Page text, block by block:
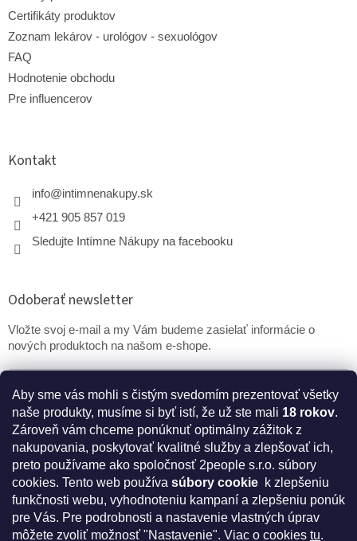
Aby sme vás mohli s čistým svedomím prezentovať všetky
naše produkty, musíme si byť istí, že už ste mali 18 rokov.
Zároveň vám chceme ponúknuť optimálny zážitok z
nakupovania, poskytovať kvalitné služby a zlepšovať ich,
preto používame ako spoločnosť 2people s.r.o. súbory
cookies. Tento web používa súbory cookie k zlepšeniu
funkčnosti webu, vyhodnoteniu kampaní a zlepšeniu ponúk
pre Vás. Pre podrobnosti a nastavenie vlastných úprav
môžete zvoliť možnosť "Nastavenie". Viac o cookies tu.
Certifikáty produktov
Zoznam lekárov - urológov - sexuológov
FAQ
Hodnotenie obchodu
Pre influencerov
Kontakt
info@intimnenakupy.sk
+421 905 857 019
Sledujte Intímne Nákupy na facebooku
Odoberať newsletter
Vložte svoj e-mail a my Vám budeme zasielať informácie o
nových produktoch na našom e-shope.
PRIHLÁSIŤ SA
* Disclaimer: Bezpečnostné prehlásenie k výživovým
doplnkom a kozmetike